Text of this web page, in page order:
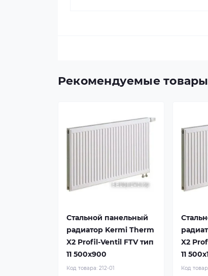
Рекомендуемые товары
Стальной панельный
радиатор Kermi Therm
X2 Profil-Ventil FTV тип
11 500x900
Код товара: 212-01
X2
11
Код